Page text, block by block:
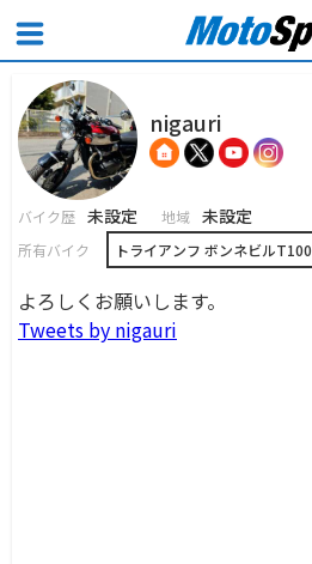
nigauri
バイク歴 未設定 地域 未設定
所有バイク トライアンフ ボンネビルT100
よろしくお願いします。
Tweets by nigauri